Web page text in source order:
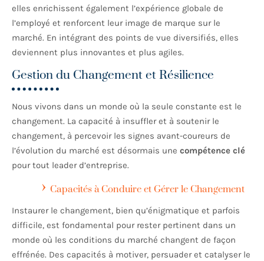
elles enrichissent également l’expérience globale de
l’employé et renforcent leur image de marque sur le
marché. En intégrant des points de vue diversifiés, elles
deviennent plus innovantes et plus agiles.
Gestion du Changement et Résilience
Nous vivons dans un monde où la seule constante est le
changement. La capacité à insuffler et à soutenir le
changement, à percevoir les signes avant-coureurs de
l’évolution du marché est désormais une compétence clé
pour tout leader d’entreprise.
Capacités à Conduire et Gérer le Changement
Instaurer le changement, bien qu’énigmatique et parfois
difficile, est fondamental pour rester pertinent dans un
monde où les conditions du marché changent de façon
effrénée. Des capacités à motiver, persuader et catalyser le